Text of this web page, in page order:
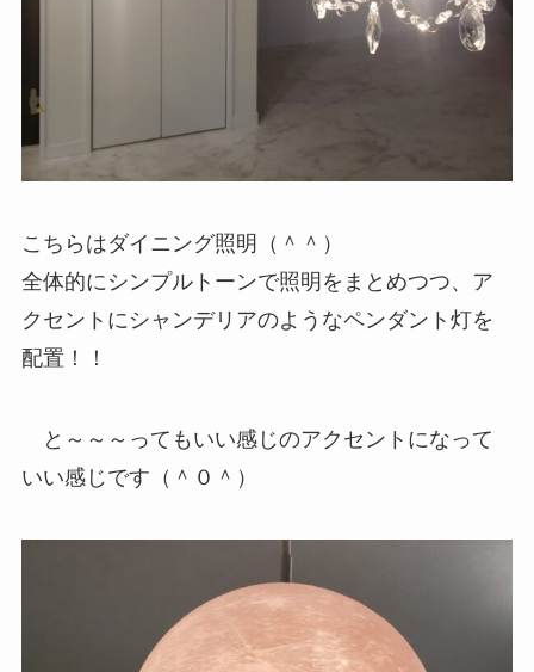
こちらはダイニング照明（＾＾）
全体的にシンプルトーンで照明をまとめつつ、ア
クセントにシャンデリアのようなペンダント灯を
配置！！
と～～～ってもいい感じのアクセントになって
いい感じです（＾０＾）